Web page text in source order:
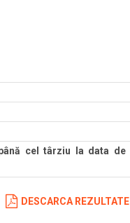
cel târziu la data de
DESCARCA REZULTATE